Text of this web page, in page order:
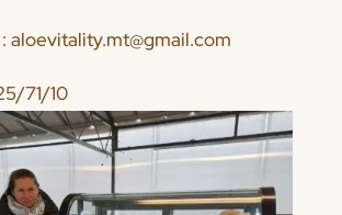
aloevitality.mt@gmail.com
71/10